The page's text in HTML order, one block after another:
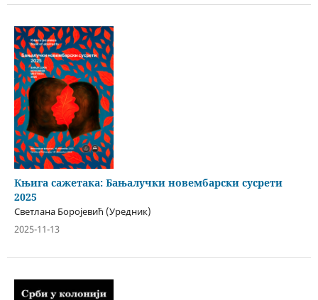
Књига сажетака: Бањалучки новембарски сусрети
2025
Светлана Боројевић (Уредник)
2025-11-13